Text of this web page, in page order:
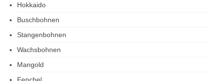
Hokkaido
Buschbohnen
Stangenbohnen
Wachsbohnen
Mangold
Fenchel